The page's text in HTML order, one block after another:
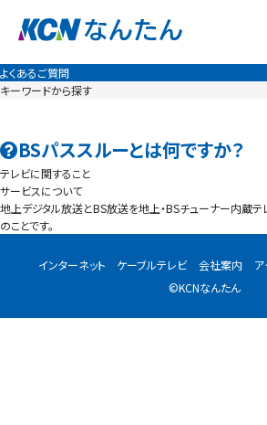
よくあるご質問
キーワードから探す
BSパススルーとは何ですか？
テレビに関すること
サービスについて
地上デジタル放送とBS放送を地上・BSチューナー内蔵
のことです。
インターネット ケーブルテレビ 会社案内 ア
©KCNなんたん